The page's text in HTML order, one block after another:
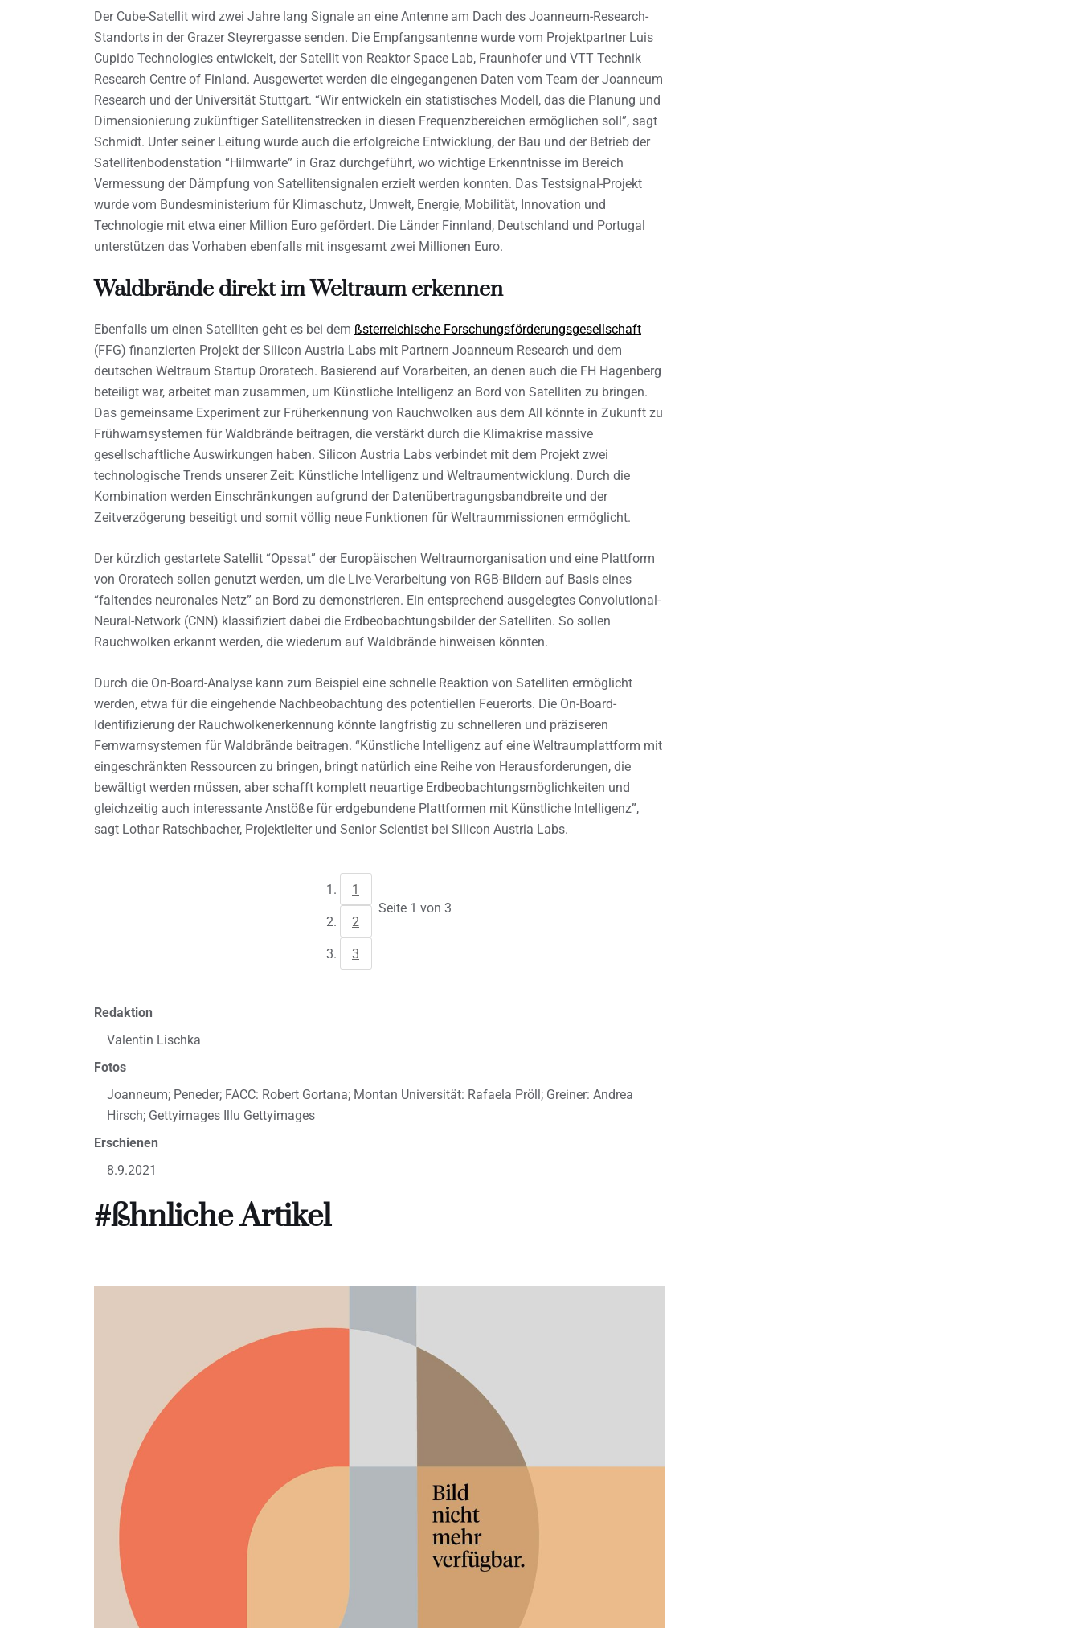
Der Cube-Satellit wird zwei Jahre lang Signale an eine Antenne am Dach des Joanneum-Research-
Standorts in der Grazer Steyrergasse senden. Die Empfangsantenne wurde vom Projektpartner Luis
Cupido Technologies entwickelt, der Satellit von Reaktor Space Lab, Fraunhofer und VTT Technik
Research Centre of Finland. Ausgewertet werden die eingegangenen Daten vom Team der Joanneum
Research und der Universität Stuttgart. “Wir entwickeln ein statistisches Modell, das die Planung und
Dimensionierung zukünftiger Satellitenstrecken in diesen Frequenzbereichen ermöglichen soll”, sagt
Schmidt. Unter seiner Leitung wurde auch die erfolgreiche Entwicklung, der Bau und der Betrieb der
Satellitenbodenstation “Hilmwarte” in Graz durchgeführt, wo wichtige Erkenntnisse im Bereich
Vermessung der Dämpfung von Satellitensignalen erzielt werden konnten. Das Testsignal-Projekt
wurde vom Bundesministerium für Klimaschutz, Umwelt, Energie, Mobilität, Innovation und
Technologie mit etwa einer Million Euro gefördert. Die Länder Finnland, Deutschland und Portugal
unterstützen das Vorhaben ebenfalls mit insgesamt zwei Millionen Euro.
Waldbrände direkt im Weltraum erkennen
Ebenfalls um einen Satelliten geht es bei dem ßsterreichische Forschungsförderungsgesellschaft
(FFG) finanzierten Projekt der Silicon Austria Labs mit Partnern Joanneum Research und dem
deutschen Weltraum Startup Ororatech. Basierend auf Vorarbeiten, an denen auch die FH Hagenberg
beteiligt war, arbeitet man zusammen, um Künstliche Intelligenz an Bord von Satelliten zu bringen.
Das gemeinsame Experiment zur Früherkennung von Rauchwolken aus dem All könnte in Zukunft zu
Frühwarnsystemen für Waldbrände beitragen, die verstärkt durch die Klimakrise massive
gesellschaftliche Auswirkungen haben. Silicon Austria Labs verbindet mit dem Projekt zwei
technologische Trends unserer Zeit: Künstliche Intelligenz und Weltraumentwicklung. Durch die
Kombination werden Einschränkungen aufgrund der Datenübertragungsbandbreite und der
Zeitverzögerung beseitigt und somit völlig neue Funktionen für Weltraummissionen ermöglicht.
Der kürzlich gestartete Satellit “Opssat” der Europäischen Weltraumorganisation und eine Plattform
von Ororatech sollen genutzt werden, um die Live-Verarbeitung von RGB-Bildern auf Basis eines
“faltendes neuronales Netz” an Bord zu demonstrieren. Ein entsprechend ausgelegtes Convolutional-
Neural-Network (CNN) klassifiziert dabei die Erdbeobachtungsbilder der Satelliten. So sollen
Rauchwolken erkannt werden, die wiederum auf Waldbrände hinweisen könnten.
Durch die On-Board-Analyse kann zum Beispiel eine schnelle Reaktion von Satelliten ermöglicht
werden, etwa für die eingehende Nachbeobachtung des potentiellen Feuerorts. Die On-Board-
Identifizierung der Rauchwolkenerkennung könnte langfristig zu schnelleren und präziseren
Fernwarnsystemen für Waldbrände beitragen. “Künstliche Intelligenz auf eine Weltraumplattform mit
eingeschränkten Ressourcen zu bringen, bringt natürlich eine Reihe von Herausforderungen, die
bewältigt werden müssen, aber schafft komplett neuartige Erdbeobachtungsmöglichkeiten und
gleichzeitig auch interessante Anstöße für erdgebundene Plattformen mit Künstliche Intelligenz”,
sagt Lothar Ratschbacher, Projektleiter und Senior Scientist bei Silicon Austria Labs.
1
2
3
Seite 1 von 3
Redaktion
Valentin Lischka
Fotos
Joanneum; Peneder; FACC: Robert Gortana; Montan Universität: Rafaela Pröll; Greiner: Andrea
Hirsch; Gettyimages Illu Gettyimages
Erschienen
8.9.2021
#ßhnliche Artikel